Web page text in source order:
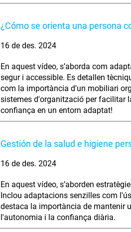
¿Cómo se orienta una persona
16 de des. 2024
En aquest vídeo, s’aborda com
segur i accessible. Es detallen
com la importància d'un mobiliari
sistemes d'organització per facilitar
confiança en un entorn adaptat!
Gestión de la salud e higiene
16 de des. 2024
En aquest vídeo, s’aborden
Inclou adaptacions senzilles com
destaca la importància de mantenir
l'autonomia i la confiança diària.